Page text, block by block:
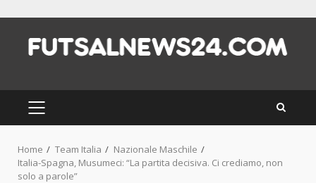
content
PRIMARY
MENU
Home Team Italia
Nazionale Maschile
Italia-Spagna, Musumeci: “La partita decisiva. Ci crediamo, non
solo a parole”